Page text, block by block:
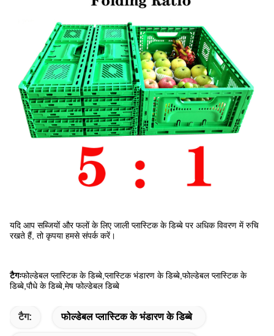
यदि आप सब्जियों और फलों के लिए जाली प्लास्टिक के डिब्बे पर अधिक विवरण में रुचि
रखते हैं, तो कृपया हमसे संपर्क करें।
टैगःफोल्डेबल प्लास्टिक के डिब्बे,प्लास्टिक भंडारण के डिब्बे,फोल्डेबल प्लास्टिक के
डिब्बे,पौधे के डिब्बे,मेष फोल्डेबल डिब्बे
टैग: फोल्डेबल प्लास्टिक के भंडारण के डिब्बे